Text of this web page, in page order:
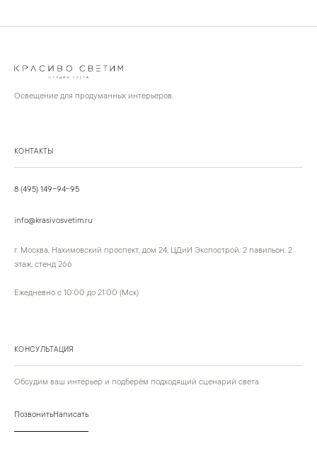
Освещение для продуманных интерьеров.
КОНТАКТЫ
8 (495) 149-94-95
info@krasivosvetim.ru
г. Москва, Нахимовский проспект, дом 24, ЦДиИ Экспострой, 2 павильон, 2
этаж, стенд 266
Ежедневно с 10:00 до 21:00 (Мск)
КОНСУЛЬТАЦИЯ
Обсудим ваш интерьер и подберём подходящий сценарий света.
ПозвонитьНаписать